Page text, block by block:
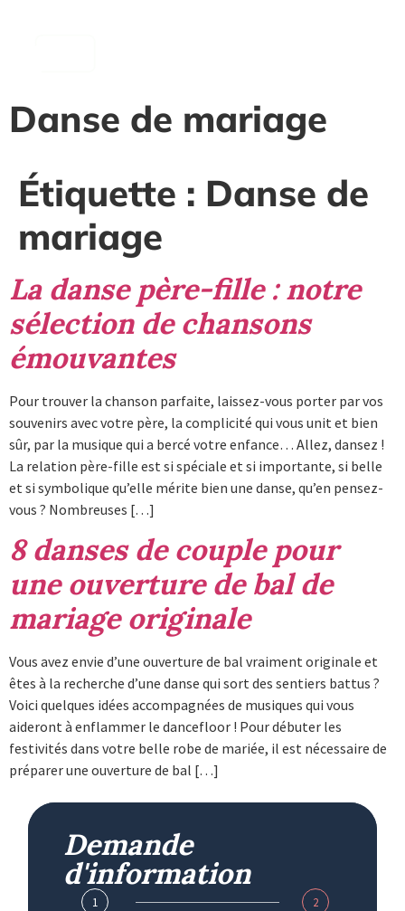
Danse de mariage
Étiquette : Danse de
mariage
La danse père-fille : notre
sélection de chansons
émouvantes
Pour trouver la chanson parfaite, laissez-vous porter par vos
souvenirs avec votre père, la complicité qui vous unit et bien
sûr, par la musique qui a bercé votre enfance… Allez, dansez !
La relation père-fille est si spéciale et si importante, si belle
et si symbolique qu’elle mérite bien une danse, qu’en pensez-
vous ? Nombreuses […]
8 danses de couple pour
une ouverture de bal de
mariage originale
Vous avez envie d’une ouverture de bal vraiment originale et
êtes à la recherche d’une danse qui sort des sentiers battus ?
Voici quelques idées accompagnées de musiques qui vous
aideront à enflammer le dancefloor ! Pour débuter les
festivités dans votre belle robe de mariée, il est nécessaire de
préparer une ouverture de bal […]
Demande
d'information
1
2